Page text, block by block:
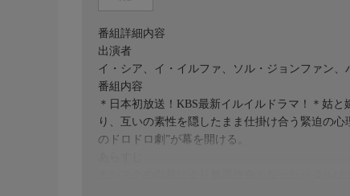
番組詳細内容
出演者
イ・シア、イ・イルファ、ソル・ジョンファン
番組内容
＊日本初放送！KBS最新イルイルドラマ！＊姑
り、互いの素性を隠したまま仕掛け合う緊迫の
のドロドロ劇”が幕を開ける。
ナンスクの自首により無罪放免となったハヌル